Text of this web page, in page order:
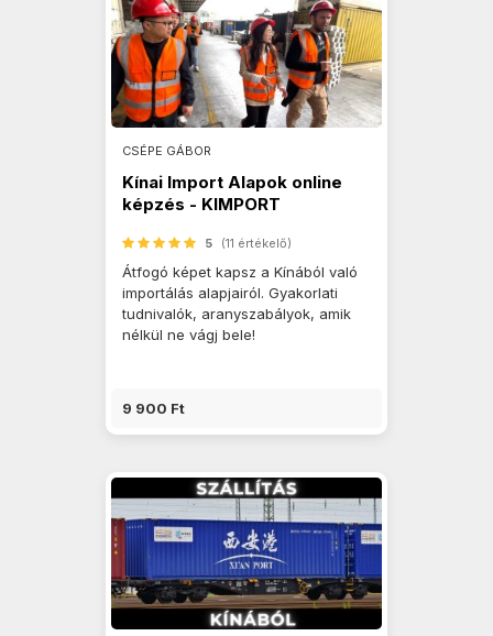
CSÉPE GÁBOR
Kínai Import Alapok online
képzés - KIMPORT
5 (11 értékelő)
Átfogó képet kapsz a Kínából való
importálás alapjairól. Gyakorlati
tudnivalók, aranyszabályok, amik
nélkül ne vágj bele!
9 900 Ft